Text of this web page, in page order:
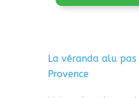
La véranda alu
Provence